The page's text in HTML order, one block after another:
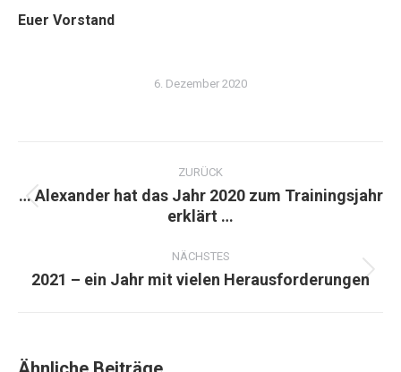
Euer Vorstand
6. Dezember 2020
ZURÜCK
Vorheriger
Beitrag:
… Alexander hat das Jahr 2020 zum Trainingsjahr
erklärt …
NÄCHSTES
Nächster
2021 – ein Jahr mit vielen Herausforderungen